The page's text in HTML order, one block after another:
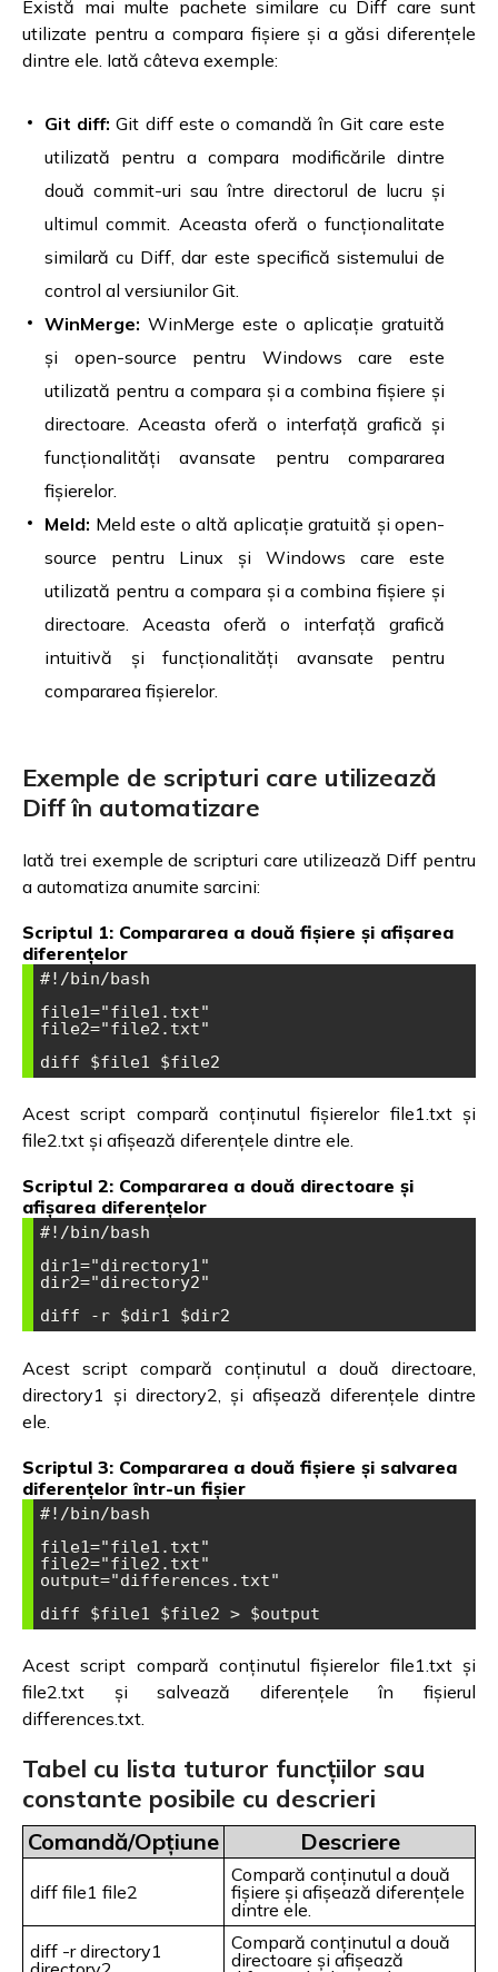
Există mai multe pachete similare cu Diff care sunt
utilizate pentru a compara fișiere și a găsi diferențele
dintre ele. Iată câteva exemple:
Git diff: Git diff este o comandă în Git care este
utilizată pentru a compara modificările dintre
două commit-uri sau între directorul de lucru și
ultimul commit. Aceasta oferă o funcționalitate
similară cu Diff, dar este specifică sistemului de
control al versiunilor Git.
WinMerge: WinMerge este o aplicație gratuită
și open-source pentru Windows care este
utilizată pentru a compara și a combina fișiere și
directoare. Aceasta oferă o interfață grafică și
funcționalități avansate pentru compararea
fișierelor.
Meld: Meld este o altă aplicație gratuită și open-
source pentru Linux și Windows care este
utilizată pentru a compara și a combina fișiere și
directoare. Aceasta oferă o interfață grafică
intuitivă și funcționalități avansate pentru
compararea fișierelor.
Exemple de scripturi care utilizează
Diff în automatizare
Iată trei exemple de scripturi care utilizează Diff pentru
a automatiza anumite sarcini:
Scriptul 1: Compararea a două fișiere și afișarea
diferențelor
#!/bin/bash
file1="file1.txt"
file2="file2.txt"
Acest script compară conținutul fișierelor file1.txt și
file2.txt și afișează diferențele dintre ele.
Scriptul 2: Compararea a două directoare și
afișarea diferențelor
#!/bin/bash
dir1="directory1"
dir2="directory2"
Acest script compară conținutul a două directoare,
directory1 și directory2, și afișează diferențele dintre
ele.
Scriptul 3: Compararea a două fișiere și salvarea
diferențelor într-un fișier
#!/bin/bash
file1="file1.txt"
file2="file2.txt"
output="differences.txt"
Acest script compară conținutul fișierelor file1.txt și
file2.txt și salvează diferențele în fișierul
differences.txt.
Tabel cu lista tuturor funcțiilor sau
constante posibile cu descrieri
Comandă/Opțiune Descriere
diff file1 file2
Compară conținutul a două
fișiere și afișează diferențele
dintre ele.
diff -r directory1
Compară conținutul a două
directoare și afișează